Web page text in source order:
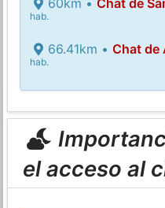
hab.
66.41km • Chat de
hab.
el acceso al